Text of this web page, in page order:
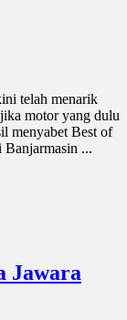
telah menarik
motor yang dulu
menyabet Best of
Banjarmasin ...
Jawara